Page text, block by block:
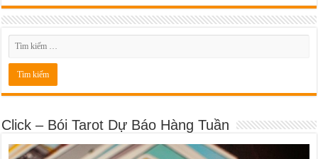
Click – Bói Tarot Dự Báo Hàng Tuần